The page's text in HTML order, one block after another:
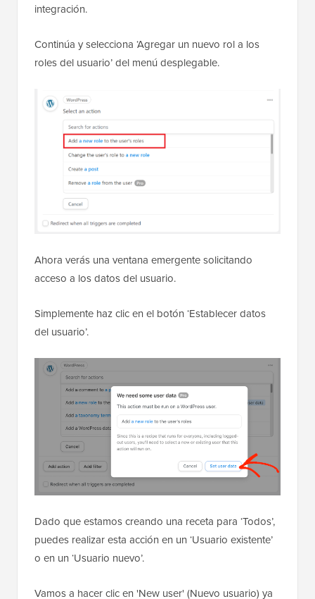
integración.
Continúa y selecciona ‘Agregar un nuevo rol a los
roles del usuario’ del menú desplegable.
Ahora verás una ventana emergente solicitando
acceso a los datos del usuario.
Simplemente haz clic en el botón ‘Establecer datos
del usuario’.
Dado que estamos creando una receta para ‘Todos’,
puedes realizar esta acción en un ‘Usuario existente’
o en un ‘Usuario nuevo’.
Vamos a hacer clic en 'New user' (Nuevo usuario) ya